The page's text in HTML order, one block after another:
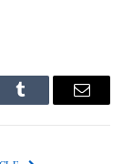
Tumblr Email